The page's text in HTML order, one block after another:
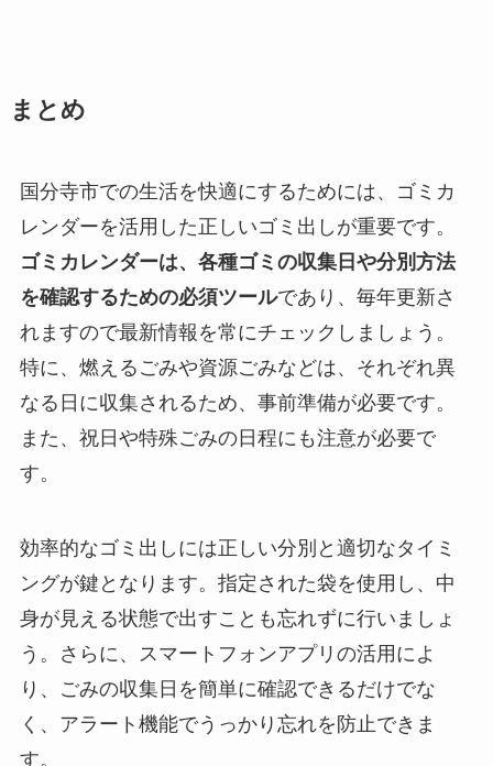
まとめ
国分寺市での生活を快適にするためには、ゴミカ
レンダーを活用した正しいゴミ出しが重要です。
ゴミカレンダーは、各種ゴミの収集日や分別方法
を確認するための必須ツールであり、毎年更新さ
れますので最新情報を常にチェックしましょう。
特に、燃えるごみや資源ごみなどは、それぞれ異
なる日に収集されるため、事前準備が必要です。
また、祝日や特殊ごみの日程にも注意が必要で
す。
効率的なゴミ出しには正しい分別と適切なタイミ
ングが鍵となります。指定された袋を使用し、中
身が見える状態で出すことも忘れずに行いましょ
う。さらに、スマートフォンアプリの活用によ
り、ごみの収集日を簡単に確認できるだけでな
く、アラート機能でうっかり忘れを防止できま
す。